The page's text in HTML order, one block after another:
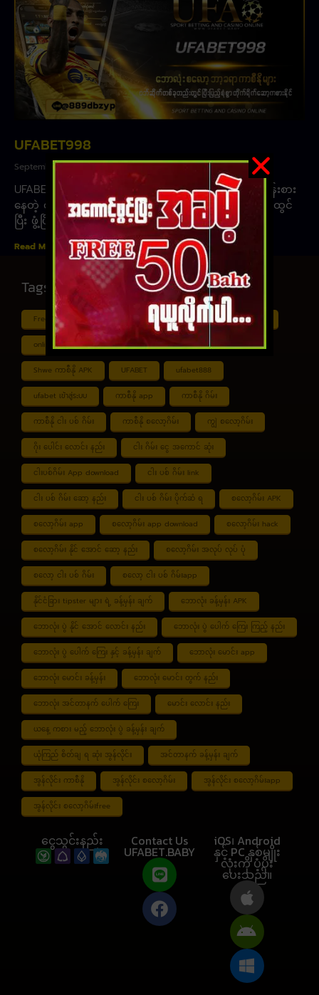
UFABET998
September 10, 2024
UFABET998 ၊ ဆိုသည်မှာ ထိုင်းနှင့်မြန်မာနိုင်ငံထဲက ရေပန်းစား
နေတဲ့ စလော့ဂိမ်း ကုမ္ပဏီတစ်ခုဖြစ်တယ် ဂိမ်းပုံစံကို ဒီဇိုင်းထွင်
ပြီး ဖွံ့ဖြိုးအောင်
Read More »
Tags
Free ငါး ပစ် ဂိမ်း Myanmar ကာစီနို Online ငါး ဂိမ်း apk
online ငါး ပစ် ဂိမ်းapp Shan Koe Mee ငါး ပစ် ဂိမ်း
Shwe ကာစီနို APK UFABET ufabet888
ufabet เข้าสู่ระบบ ကာစီနို app ကာစီနို ဂိမ်း
ကာစီနို ငါး ပစ် ဂိမ်း ကာစီနို စလော့ဂိမ်း ကျွဲ စလော့ဂိမ်း
ဂိုး ပေါင်း လောင်း နည်း ငါး ဂိမ်း ငွေ အကောင် ဆုံး
ငါးပစ်ဂိမ်း App download ငါး ပစ် ဂိမ်း link
ငါး ပစ် ဂိမ်း ဆော့ နည်း ငါး ပစ် ဂိမ်း ပိုက်ဆံ ရ စလော့ဂိမ်း APK
စလော့ဂိမ်း app စလော့ဂိမ်း app download စလော့ဂိမ်း hack
စလော့ဂိမ်း နိုင် အောင် ဆော့ နည်း စလော့ဂိမ်း အလုပ် လုပ် ပုံ
စလော့ ငါး ပစ် ဂိမ်း စလော့ ငါး ပစ် ဂိမ်းapp
နိုင်ငံခြား tipster များ ရဲ့ ခန့်မှန်း ချက် ဘောလုံး ခန့်မှန်း APK
ဘောလုံး ပွဲ နိုင် အောင် လောင်း နည်း ဘောလုံး ပွဲ ပေါက် ကြေး ကြည့် နည်း
ဘောလုံး ပွဲ ပေါက် ကြေး နှင့် ခန့်မှန်း ချက် ဘောလုံး မောင်း app
ဘောလုံး မောင်း ခန့်မှန်း ဘောလုံး မောင်း တွက် နည်း
ဘောလုံး အင်တာနက် ပေါက် ကြေး မောင်း လောင်း နည်း
ယနေ့ ကစား မည့် ဘောလုံး ပွဲ ခန့်မှန်း ချက်
ယုံကြည် စိတ်ချ ရ ဆုံး အွန်လိုင်း အင်တာနက် ခန့်မှန်း ချက်
အွန်လိုင်း ကာစီနို အွန်လိုင်း စလော့ဂိမ်း အွန်လိုင်း စလော့ဂိမ်းapp
အွန်လိုင်း စလော့ဂိမ်းfree
ငွေသွင်းနည်း Contact Us
UFABET.BABY
iOS၊ Android
နှင့် PC နှစ်မျိုး
လုံးကို ပံ့ပိုး
ပေးသည်။